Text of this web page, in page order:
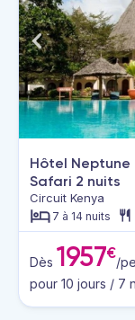
Hôtel Neptune
Safari 2 nuits
Circuit Kenya
7 à 14 nuits
Dès 1957€/
pour 10 jours / 7